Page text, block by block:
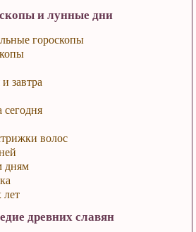
и лунные дни
гороскопы
завтра
волос
дням
древних славян